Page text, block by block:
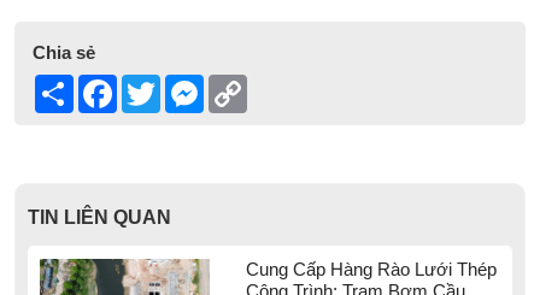
Chia sẻ
Share Facebook
TwitterMessenger
TIN LIÊN QUAN
Cung Cấp Hàng Rào Lưới Thép
Công Trình: Trạm Bơm Cầu